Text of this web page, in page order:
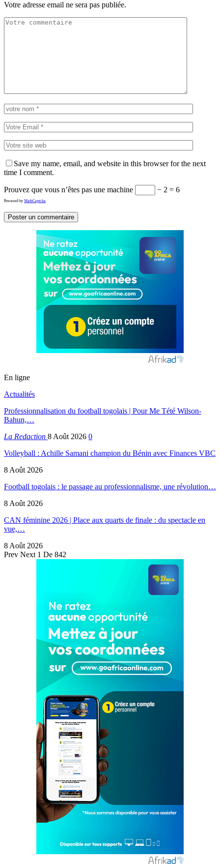
Votre adresse email ne sera pas publiée.
Save my name, email, and website in this browser for the next
time I comment.
Prouvez que vous n’êtes pas une machine − 2 = 6
Powered by MathCaptcha
En ligne
Actualités
Professionnalisation du football togolais | Pour Me Tété Wilson-
Bahun,…
La Redaction 8 Août 2026 0
Volleyball : Achille Samani champion du Bénin avec Finances VBC
8 Août 2026
Football togolais : le passage au professionnalisme, une révolution…
8 Août 2026
CAN féminine 2026 | Place aux quarts de finale : du spectacle en
vue,…
8 Août 2026
Prev Next 1 De 842